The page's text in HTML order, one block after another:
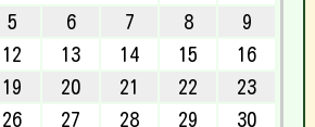
5 6 7 8
9
12 13 14 15
16
19 20 21 22
23
26 27 28 29
30